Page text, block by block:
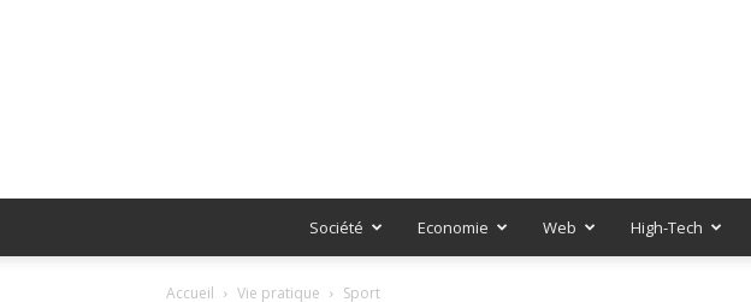
Société Economie Web High-Tech
Accueil Vie pratique Sport